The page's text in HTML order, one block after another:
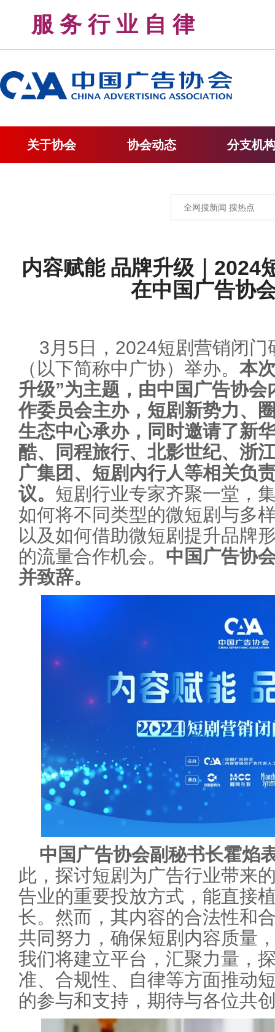
服 务 行 业 自 律
关于协会 协会动态 分支机
内容赋能 品牌升级｜2024
在中国广告协
3月5日，2024短剧营销闭
（以下简称中广协）举办。 本
升级”为主题，由中国广告协
作委员会主办，短剧新势力、
生态中心承办，同时邀请了新
酷、同程旅行、北影世纪、浙
广集团、短剧内行人等相关负
议。 短剧行业专家齐聚一堂，
如何将不同类型的微短剧与多
以及如何借助微短剧提升品牌
的流量合作机会。 中国广告协
并致辞。
中国广告协会副秘书长霍焰
此，探讨短剧为广告行业带来
告业的重要投放方式，能直接
长。然而，其内容的合法性和
共同努力，确保短剧内容质量
我们将建立平台，汇聚力量，
准、合规性、自律等方面推动
的参与和支持，期待与各位共